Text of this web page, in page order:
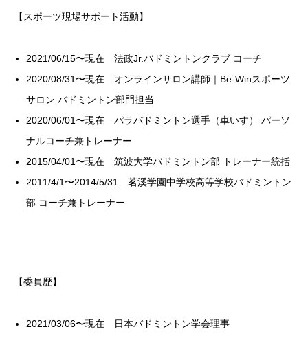
【スポーツ現場サポート活動】
2021/06/15〜現在 法政Jr.バドミントンクラブ コーチ
2020/08/31〜現在 オンラインサロン講師｜Be-Winスポーツ
サロン バドミントン部門担当
2020/06/01〜現在 パラバドミントン選手（車いす） パーソ
ナルコーチ兼トレーナー
2015/04/01〜現在 筑波大学バドミントン部 トレーナー統括
2011/4/1〜2014/5/31 茗溪学園中学校高等学校バドミントン
部 コーチ兼トレーナー
【委員歴】
2021/03/06〜現在 日本バドミントン学会理事